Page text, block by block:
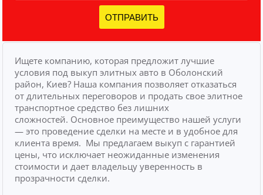
ОТПРАВИТЬ
Ищете компанию, которая предложит лучшие
условия под выкуп элитных авто в Оболонский
район, Киев? Наша компания позволяет отказаться
от длительных переговоров и продать свое элитное
транспортное средство без лишних
сложностей. Основное преимущество нашей услуги
— это проведение сделки на месте и в удобное для
клиента время. Мы предлагаем выкуп с гарантией
цены, что исключает неожиданные изменения
стоимости и дает владельцу уверенность в
прозрачности сделки.